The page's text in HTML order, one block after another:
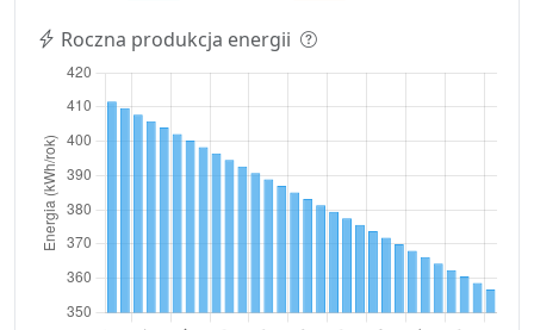
Roczna produkcja energii